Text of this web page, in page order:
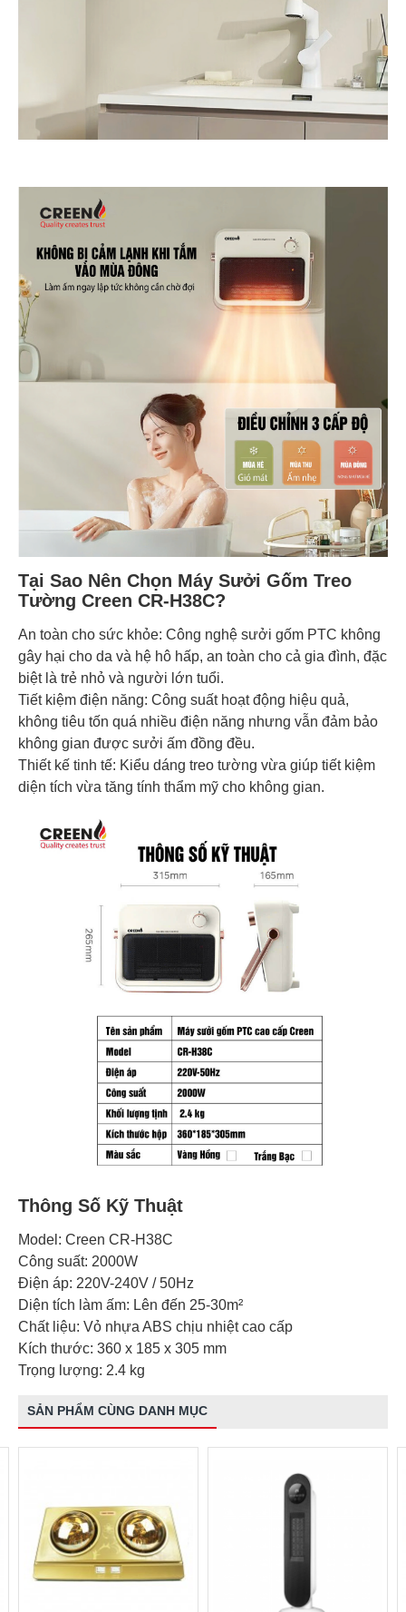
Tại Sao Nên Chọn Máy Sưởi Gốm Treo
Tường Creen CR-H38C?
An toàn cho sức khỏe: Công nghệ sưởi gốm PTC không
gây hại cho da và hệ hô hấp, an toàn cho cả gia đình, đặc
biệt là trẻ nhỏ và người lớn tuổi.
Tiết kiệm điện năng: Công suất hoạt động hiệu quả,
không tiêu tốn quá nhiều điện năng nhưng vẫn đảm bảo
không gian được sưởi ấm đồng đều.
Thiết kế tinh tế: Kiểu dáng treo tường vừa giúp tiết kiệm
diện tích vừa tăng tính thẩm mỹ cho không gian.
Thông Số Kỹ Thuật
Model: Creen CR-H38C
Công suất: 2000W
Điện áp: 220V-240V / 50Hz
Diện tích làm ấm: Lên đến 25-30m²
Chất liệu: Vỏ nhựa ABS chịu nhiệt cao cấp
Kích thước: 360 x 185 x 305 mm
Trọng lượng: 2.4 kg
SẢN PHẨM CÙNG DANH MỤC